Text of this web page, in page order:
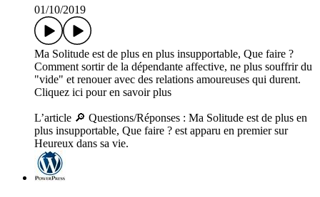
01/10/2019
Ma Solitude est de plus en plus insupportable, Que faire ?
Comment sortir de la dépendante affective, ne plus souffrir du
"vide" et renouer avec des relations amoureuses qui durent.
Cliquez ici pour en savoir plus
L’article 🔎 Questions/Réponses : Ma Solitude est de plus en
plus insupportable, Que faire ? est apparu en premier sur
Heureux dans sa vie.